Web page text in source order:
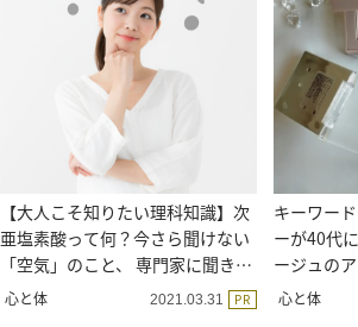
【大人こそ知りたい理科知識】次
亜塩素酸って何？今さら聞けない
「空気」のこと、 専門家に聞きま
した
心と体 2021.03.31 PR
キーワー
ーが40代
ージュの
心と体